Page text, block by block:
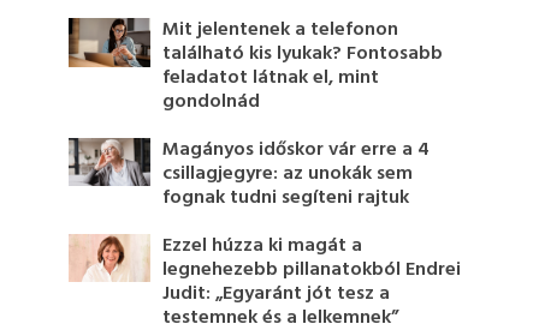
Mit jelentenek a telefonon
található kis lyukak? Fontosabb
feladatot látnak el, mint
gondolnád
Magányos időskor vár erre a 4
csillagjegyre: az unokák sem
fognak tudni segíteni rajtuk
Ezzel húzza ki magát a
legnehezebb pillanatokból Endrei
Judit: „Egyaránt jót tesz a
testemnek és a lelkemnek”